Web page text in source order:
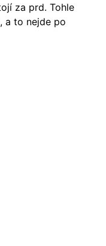
za prd. Tohle
a to nejde po